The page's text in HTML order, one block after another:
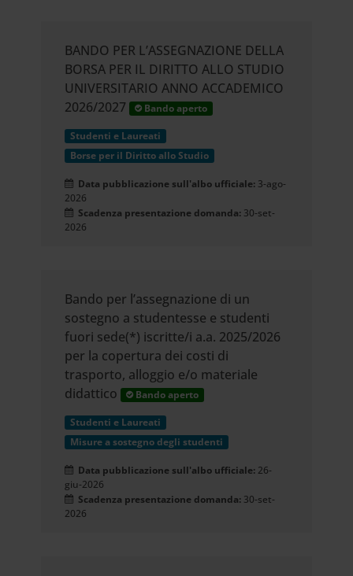
nostro traffico. Condividiamo
inoltre informazioni sul modo in cui
utilizzi il nostro sito con i nostri
partner che si occupano di analisi
dei dati web, pubblicità e social
media, i quali potrebbero
combinarle con altre informazioni
servizi.
BANDO PER L’ASSEGNAZIONE DELLA
BORSA PER IL DIRITTO ALLO STUDIO
UNIVERSITARIO ANNO ACCADEMICO
2026/2027
Bando aperto
Studenti e Laureati
Borse per il Diritto allo Studio
Data pubblicazione sull'albo ufficiale: 3-ago-
2026
Scadenza presentazione domanda: 30-set-
2026
Bando per l’assegnazione di un
sostegno a studentesse e studenti
fuori sede(*) iscritte/i a.a. 2025/2026
per la copertura dei costi di
trasporto, alloggio e/o materiale
didattico
Bando aperto
Studenti e Laureati
Misure a sostegno degli studenti
Data pubblicazione sull'albo ufficiale: 26-
giu-2026
Scadenza presentazione domanda: 30-set-
2026